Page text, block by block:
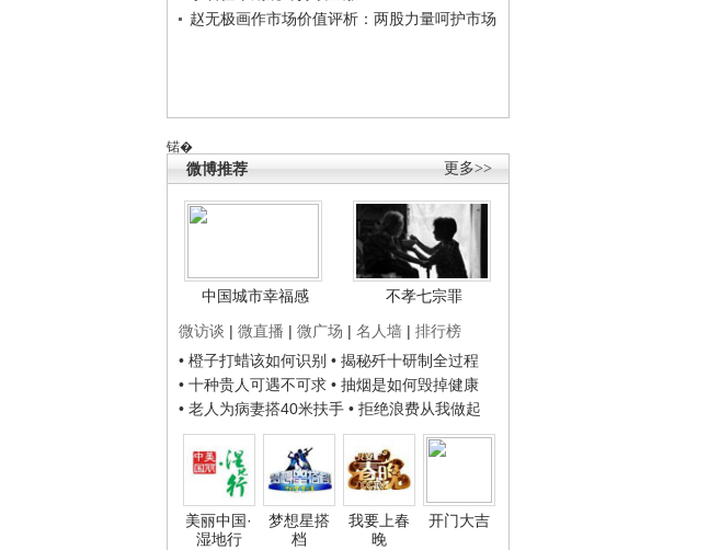
赵无极画作市场价值评析：两股力量呵护市场
锘�
更多>>
微博推荐
中国城市幸福感
不孝七宗罪
微访谈 | 微直播 | 微广场 | 名人墙 | 排行榜
• 橙子打蜡该如何识别 • 揭秘歼十研制全过程
• 十种贵人可遇不可求 • 抽烟是如何毁掉健康
• 老人为病妻搭40米扶手 • 拒绝浪费从我做起
美丽中国·
湿地行
梦想星搭
档
我要上春
晚
开门大吉